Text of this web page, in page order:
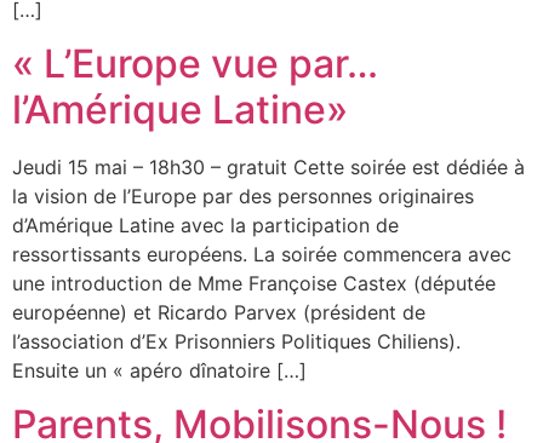
[…]
« L’Europe vue par…
l’Amérique Latine»
Jeudi 15 mai – 18h30 – gratuit Cette soirée est dédiée à
la vision de l’Europe par des personnes originaires
d’Amérique Latine avec la participation de
ressortissants européens. La soirée commencera avec
une introduction de Mme Françoise Castex (députée
européenne) et Ricardo Parvex (président de
l’association d’Ex Prisonniers Politiques Chiliens).
Ensuite un « apéro dînatoire […]
Parents, Mobilisons-Nous !